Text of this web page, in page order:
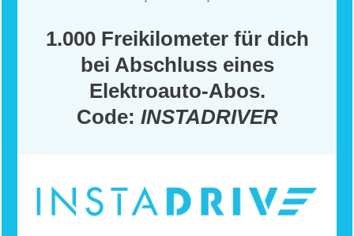
1.000 Freikilometer für dich
bei Abschluss eines
Elektroauto-Abos.
Code: INSTADRIVER